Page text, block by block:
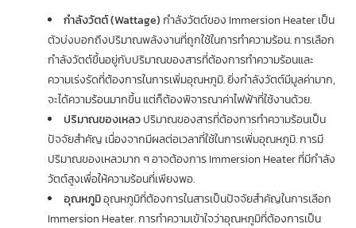
กำลังวัตต์ (Wattage)กำลังวัตต์ของ Immersion Heater เป็น
ตัวบ่งบอกถึงปริมาณพลังงานที่ถูกใช้ในการทำความร้อน. การเลือก
กำลังวัตต์ขึ้นอยู่กับปริมาณของสารที่ต้องการทำความร้อนและ
ความเร่งรัดที่ต้องการในการเพิ่มอุณหภูมิ. ยิ่งกำลังวัตต์มีมูลค่ามาก,
จะได้ความร้อนมากขึ้น แต่ก็ต้องพิจารณาค่าไฟฟ้าที่ใช้งานด้วย.
ปริมาณของเหลวปริมาณของสารที่ต้องการทำความร้อนเป็น
ปัจจัยสำคัญ เนื่องจากมีผลต่อเวลาที่ใช้ในการเพิ่มอุณหภูมิ. การมี
ปริมาณของเหลวมาก ๆ อาจต้องการ Immersion Heater ที่มีกำลัง
วัตต์สูงเพื่อให้ความร้อนที่เพียงพอ.
อุณหภูมิอุณหภูมิที่ต้องการในสารเป็นปัจจัยสำคัญในการเลือก
Immersion Heater. การทำความเข้าใจว่าอุณหภูมิที่ต้องการเป็น